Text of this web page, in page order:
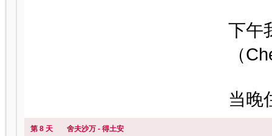
下午
（
当晚
第 8 天 舍夫沙万 - 得土安